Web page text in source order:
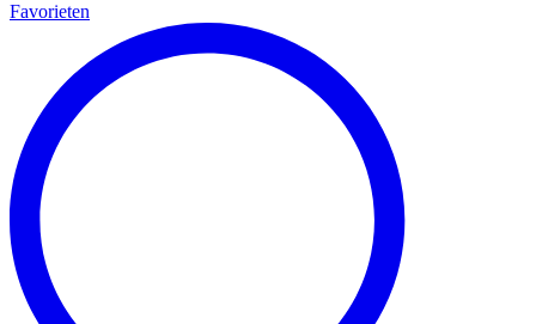
Favorieten